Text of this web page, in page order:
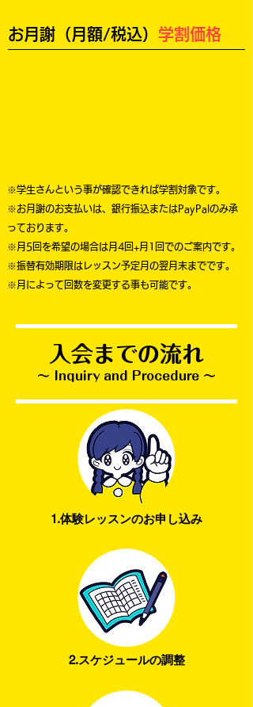
お月謝（月額/税込） 学割価格
※学生さんという事が確認できれば学割対象です。
※お月謝のお支払いは、銀行振込またはPayPalのみ承
っております。
※月5回を希望の場合は月4回+月1回でのご案内です。
※振替有効期限はレッスン予定月の翌月末までです。
​※月によって回数を変更する事も可能です。
入会までの流れ
〜 Inquiry and Procedure 〜
1.体験レッスンのお申し込み
2.スケジュールの調整